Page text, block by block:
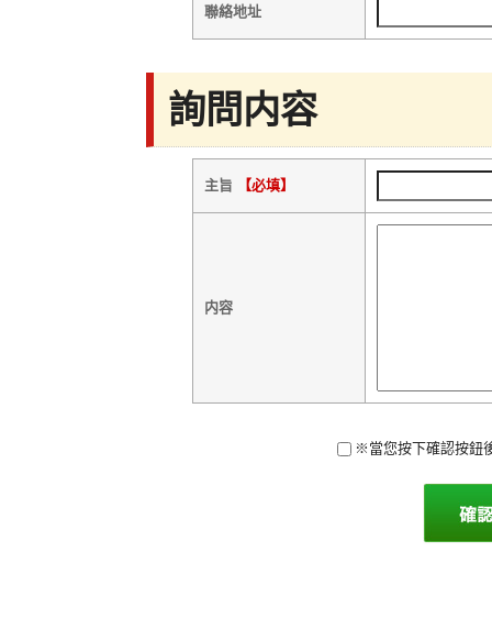
聯絡地址
詢問内容
主旨 【必填】
内容
※當您按下確認按鈕